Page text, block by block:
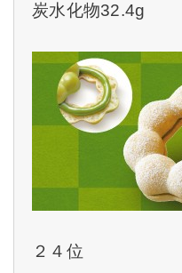
炭水化物32.4g
２４位